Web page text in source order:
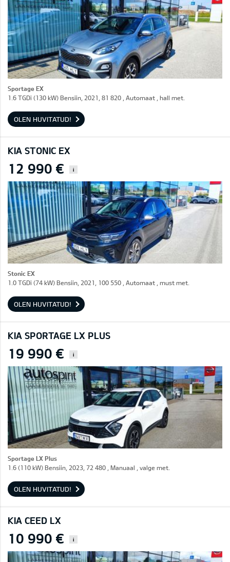
Sportage EX
1.6 TGDi (130 kW) Bensiin, 2021, 81 820 , Automaat , hall met.
OLEN HUVITATUD!
KIA STONIC EX
12 990 € i
Stonic EX
1.0 TGDi (74 kW) Bensiin, 2021, 100 550 , Automaat , must met.
OLEN HUVITATUD!
KIA SPORTAGE LX PLUS
19 990 € i
Sportage LX Plus
1.6 (110 kW) Bensiin, 2023, 72 480 , Manuaal , valge met.
OLEN HUVITATUD!
KIA CEED LX
10 990 € i